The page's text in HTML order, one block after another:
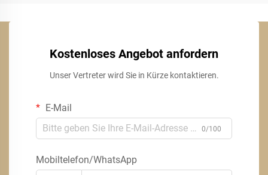
Kostenloses Angebot anfordern
Unser Vertreter wird Sie in Kürze kontaktieren.
E-Mail
0/100
Mobiltelefon/WhatsApp